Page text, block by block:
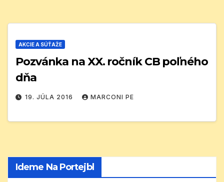
AKCIE A SÚŤAŽE
Pozvánka na XX. ročník CB poľného
dňa
19. JÚLA 2016 MARCONI PE
Ideme Na Portejbl